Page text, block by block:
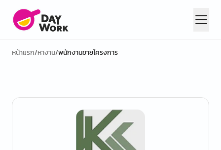
หน้าแรก/หางาน/พนักงานขายโครงการ